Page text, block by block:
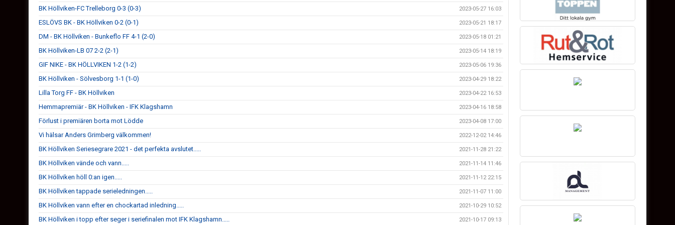
BK Höllviken-FC Trelleborg 0-3 (0-3) 2023-05-27 16:03
ESLÖVS BK - BK Höllviken 0-2 (0-1) 2023-05-21 18:17
DM - BK Höllviken - Bunkeflo FF 4-1 (2-0) 2023-05-18 01:21
BK Höllviken-LB 07 2-2 (2-1) 2023-05-14 18:19
GIF NIKE - BK HÖLLVIKEN 1-2 (1-2) 2023-05-06 19:36
BK Höllviken - Sölvesborg 1-1 (1-0) 2023-04-29 18:22
Lilla Torg FF - BK Höllviken 2023-04-22 16:53
Hemmapremiär - BK Höllviken - IFK Klagshamn 2023-04-16 18:58
Förlust i premiären borta mot Lödde 2023-04-08 17:00
Vi hälsar Anders Grimberg välkommen! 2022-12-02 14:46
BK Höllviken Seriesegrare 2021 - det perfekta avslutet..... 2021-11-28 21:22
BK Höllviken vände och vann..... 2021-11-14 11:46
BK Höllviken höll 0:an igen..... 2021-11-12 22:15
BK Höllviken tappade serieledningen..... 2021-11-07 11:00
BK Höllviken vann efter en chockartad inledning..... 2021-10-29 10:52
BK Höllviken i topp efter seger i seriefinalen mot IFK Klagshamn..... 2021-10-17 09:13